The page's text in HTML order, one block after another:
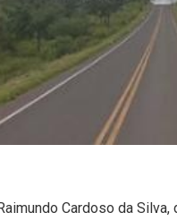
Cardoso da